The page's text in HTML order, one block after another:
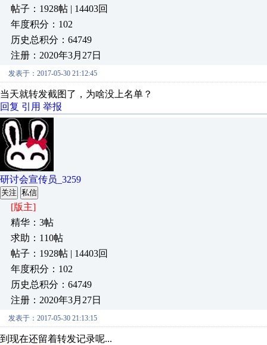
帖子：1928帖 | 14403回
年度积分：102
历史总积分：64749
注册：2020年3月27日
发表于：2017-05-30 21:12:45
当天就转发截图了，为啥没上名单？
回复 引用 举报
研讨会宣传员_3259
关注 私信
[版主]
精华：3帖
求助：110帖
帖子：1928帖 | 14403回
年度积分：102
历史总积分：64749
注册：2020年3月27日
发表于：2017-05-30 21:13:15
到现在还留着转发记录呢...